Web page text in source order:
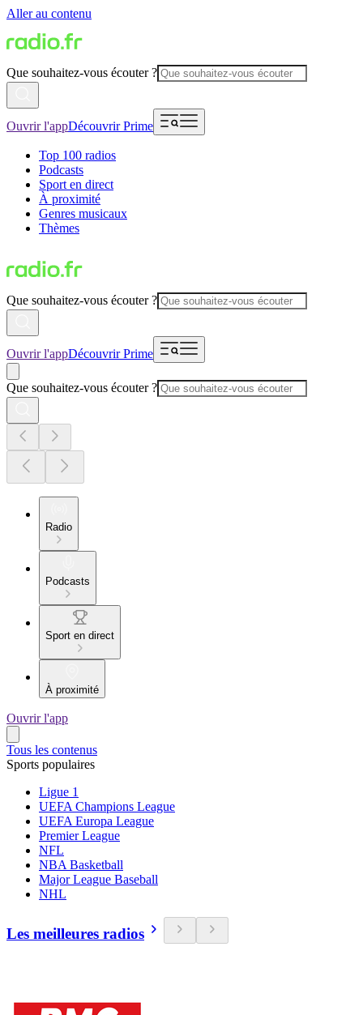
Aller au contenu
Que souhaitez-vous écouter ?
Ouvrir l'appDécouvrir Prime
Top 100 radios
Podcasts
Sport en direct
À proximité
Genres musicaux
Thèmes
Que souhaitez-vous écouter ?
Ouvrir l'appDécouvrir Prime
Que souhaitez-vous écouter ?
Radio
Podcasts
Sport en direct
À proximité
Ouvrir l'app
Tous les contenus
Sports populaires
Ligue 1
UEFA Champions League
UEFA Europa League
Premier League
NFL
NBA Basketball
Major League Baseball
NHL
Les meilleures radios